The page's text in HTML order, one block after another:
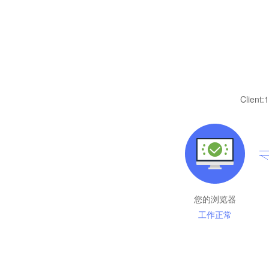
Client:
您的浏览器
工作正常